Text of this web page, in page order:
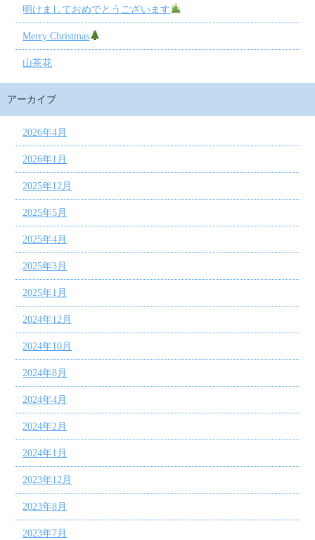
明けましておめでとうございます
Merry Christmas
山茶花
アーカイブ
2026年4月
2026年1月
2025年12月
2025年5月
2025年4月
2025年3月
2025年1月
2024年12月
2024年10月
2024年8月
2024年4月
2024年2月
2024年1月
2023年12月
2023年8月
2023年7月